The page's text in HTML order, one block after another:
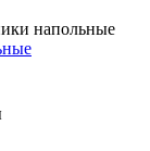
напольные